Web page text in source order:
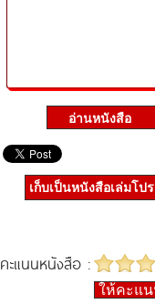
เก็บเป็นหนังสือเล่มโป
คะแนนหนังสือ :
ให้คะแ